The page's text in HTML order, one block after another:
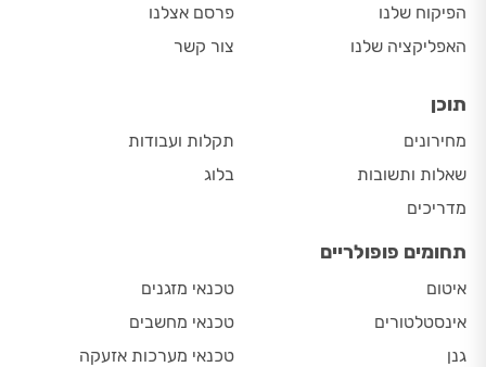
הפיקוח שלנו
האפליקציה שלנו
פרסם אצלנו
צור קשר
תוכן
מחירונים
שאלות ותשובות
מדריכים
תקלות ועבודות
בלוג
תחומים פופולריים
איטום
אינסטלטורים
גנן
טכנאי מזגנים
טכנאי מחשבים
טכנאי מערכות אזעקה